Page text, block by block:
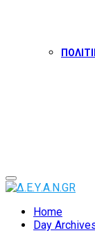
Primary
Menu
Home
Day